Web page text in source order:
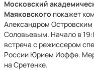
Московский
Маяковского покажет
Александром
Соловьевым. Начало в
встреча с режиссером
России Юрием Иоффе.
на Сретенке.